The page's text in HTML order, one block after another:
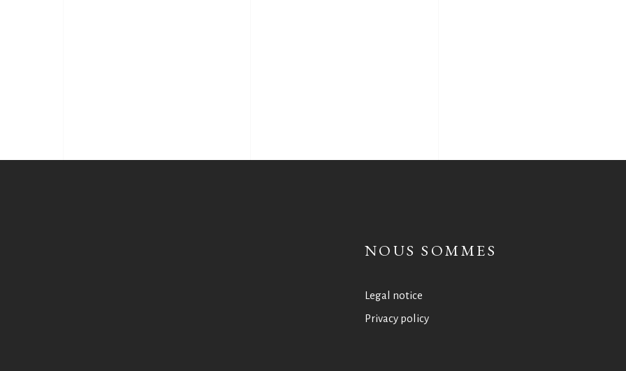
NOUS SOMMES
Legal notice
Privacy policy